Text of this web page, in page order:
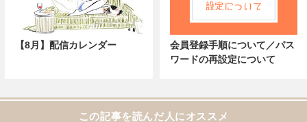
【8月】配信カレンダー
会員登録手順について／パス
ワードの再設定について
この記事を読んだ人にオススメ